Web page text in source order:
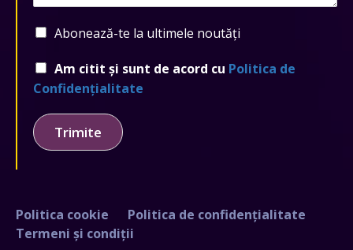
Abonează-te la ultimele noutăți
Am citit și sunt de acord cu Politica de
Confidențialitate
Trimite
Politica cookie
Politica de confidențialitate
Termeni și condiții